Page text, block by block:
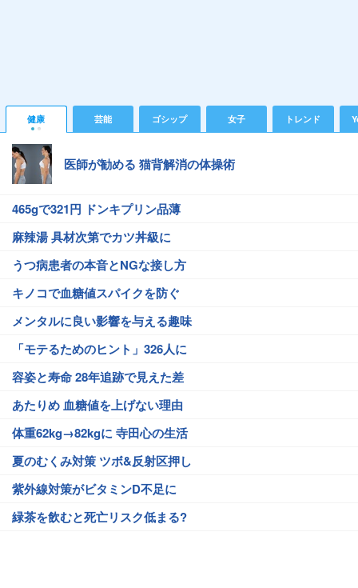
健康 芸能 ゴシップ 女子 トレンド
医師が勧める 猫背解消の体操術
465gで321円 ドンキプリン品薄
麻辣湯 具材次第でカツ丼級に
うつ病患者の本音とNGな接し方
キノコで血糖値スパイクを防ぐ
メンタルに良い影響を与える趣味
「モテるためのヒント」326人に
容姿と寿命 28年追跡で見えた差
あたりめ 血糖値を上げない理由
体重62kg→82kgに 寺田心の生活
夏のむくみ対策 ツボ&反射区押し
紫外線対策がビタミンD不足に
緑茶を飲むと死亡リスク低まる?